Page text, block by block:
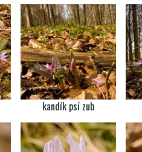
kandík psí zub